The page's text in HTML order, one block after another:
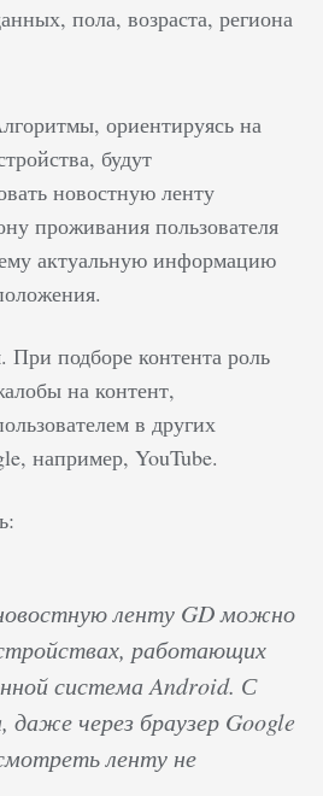
пола, возраста, региона
ориентируясь на
будут
новостную ленту
проживания пользователя
актуальную информацию
При подборе контента роль
на контент,
в других
например, YouTube.
ленту GD можно
работающих
система Android. С
даже через браузер Google
ленту не